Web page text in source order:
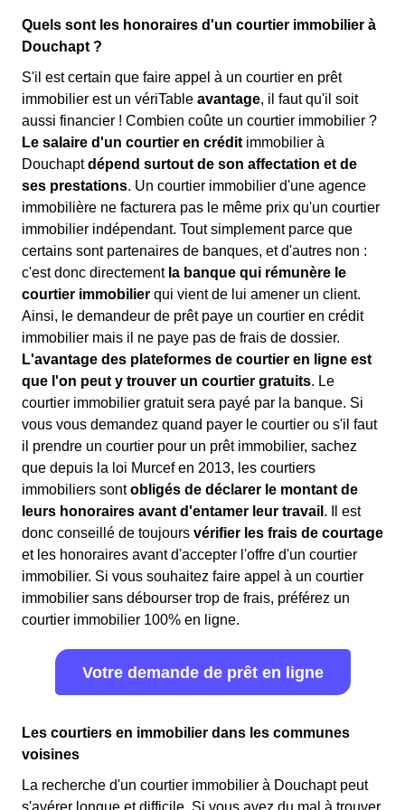
Quels sont les honoraires d'un courtier immobilier à
Douchapt ?
S'il est certain que faire appel à un courtier en prêt
immobilier est un vériTable avantage, il faut qu'il soit
aussi financier ! Combien coûte un courtier immobilier ?
Le salaire d'un courtier en crédit immobilier à
Douchaptdépend surtout de son affectation et de
ses prestations. Un courtier immobilier d'une agence
immobilière ne facturera pas le même prix qu'un courtier
immobilier indépendant. Tout simplement parce que
certains sont partenaires de banques, et d'autres non :
c'est donc directement la banque qui rémunère le
courtier immobilier qui vient de lui amener un client.
Ainsi, le demandeur de prêt paye un courtier en crédit
immobilier mais il ne paye pas de frais de dossier.
L'avantage des plateformes de courtier en ligne est
que l'on peut y trouver un courtier gratuits. Le
courtier immobilier gratuit sera payé par la banque. Si
vous vous demandez quand payer le courtier ou s'il faut
il prendre un courtier pour un prêt immobilier, sachez
que depuis la loi Murcef en 2013, les courtiers
immobiliers sontobligés de déclarer le montant de
leurs honoraires avant d'entamer leur travail . Il est
donc conseillé de toujours vérifier les frais de courtage
et les honoraires avant d'accepter l'offre d'un courtier
immobilier. Si vous souhaitez faire appel à un courtier
immobilier sans débourser trop de frais, préférez un
courtier immobilier 100% en ligne.
Votre demande de prêt en ligne
Les courtiers en immobilier dans les communes
voisines
La recherche d'un courtier immobilier à Douchapt peut
s'avérer longue et difficile. Si vous avez du mal à trouver,